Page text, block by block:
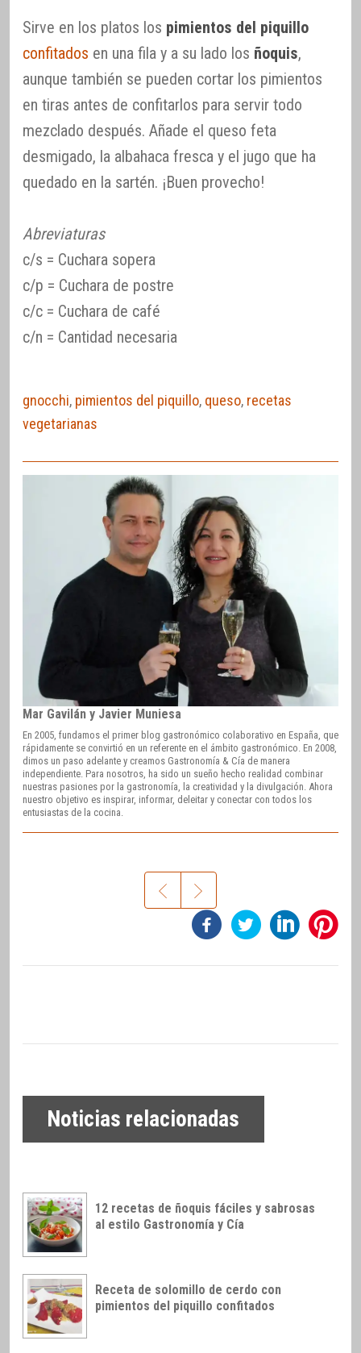
Sirve en los platos los pimientos del piquillo
confitados en una fila y a su lado los ñoquis,
aunque también se pueden cortar los pimientos
en tiras antes de confitarlos para servir todo
mezclado después. Añade el queso feta
desmigado, la albahaca fresca y el jugo que ha
quedado en la sartén. ¡Buen provecho!
Abreviaturas
c/s = Cuchara sopera
c/p = Cuchara de postre
c/c = Cuchara de café
c/n = Cantidad necesaria
gnocchi, pimientos del piquillo, queso, recetas
vegetarianas
Mar Gavilán y Javier Muniesa
En 2005, fundamos el primer blog gastronómico colaborativo en España, que
rápidamente se convirtió en un referente en el ámbito gastronómico. En 2008,
dimos un paso adelante y creamos Gastronomía & Cía de manera
independiente. Para nosotros, ha sido un sueño hecho realidad combinar
nuestras pasiones por la gastronomía, la creatividad y la divulgación. Ahora
nuestro objetivo es inspirar, informar, deleitar y conectar con todos los
entusiastas de la cocina.
Noticias relacionadas
12 recetas de ñoquis fáciles y sabrosas
al estilo Gastronomía y Cía
Receta de solomillo de cerdo con
pimientos del piquillo confitados